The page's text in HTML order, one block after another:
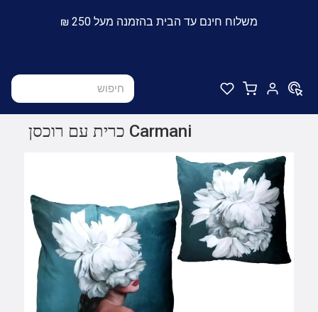
משלוח חינם עד הבית בהזמנה מעל 250 ₪
Carmani כרית עם רוכסן